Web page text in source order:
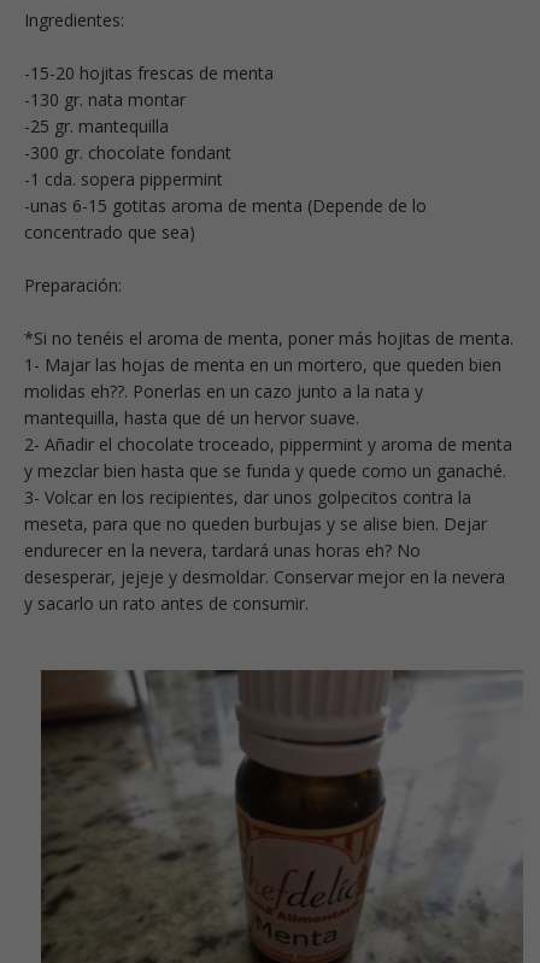
Ingredientes:
-15-20 hojitas frescas de menta
-130 gr. nata montar
-25 gr. mantequilla
-300 gr. chocolate fondant
-1 cda. sopera pippermint
-unas 6-15 gotitas aroma de menta (Depende de lo
concentrado que sea)
Preparación:
*Si no tenéis el aroma de menta, poner más hojitas de menta.
1- Majar las hojas de menta en un mortero, que queden bien
molidas eh??. Ponerlas en un cazo junto a la nata y
mantequilla, hasta que dé un hervor suave.
2- Añadir el chocolate troceado, pippermint y aroma de menta
y mezclar bien hasta que se funda y quede como un ganaché.
3- Volcar en los recipientes, dar unos golpecitos contra la
meseta, para que no queden burbujas y se alise bien. Dejar
endurecer en la nevera, tardará unas horas eh? No
desesperar, jejeje y desmoldar. Conservar mejor en la nevera
y sacarlo un rato antes de consumir.